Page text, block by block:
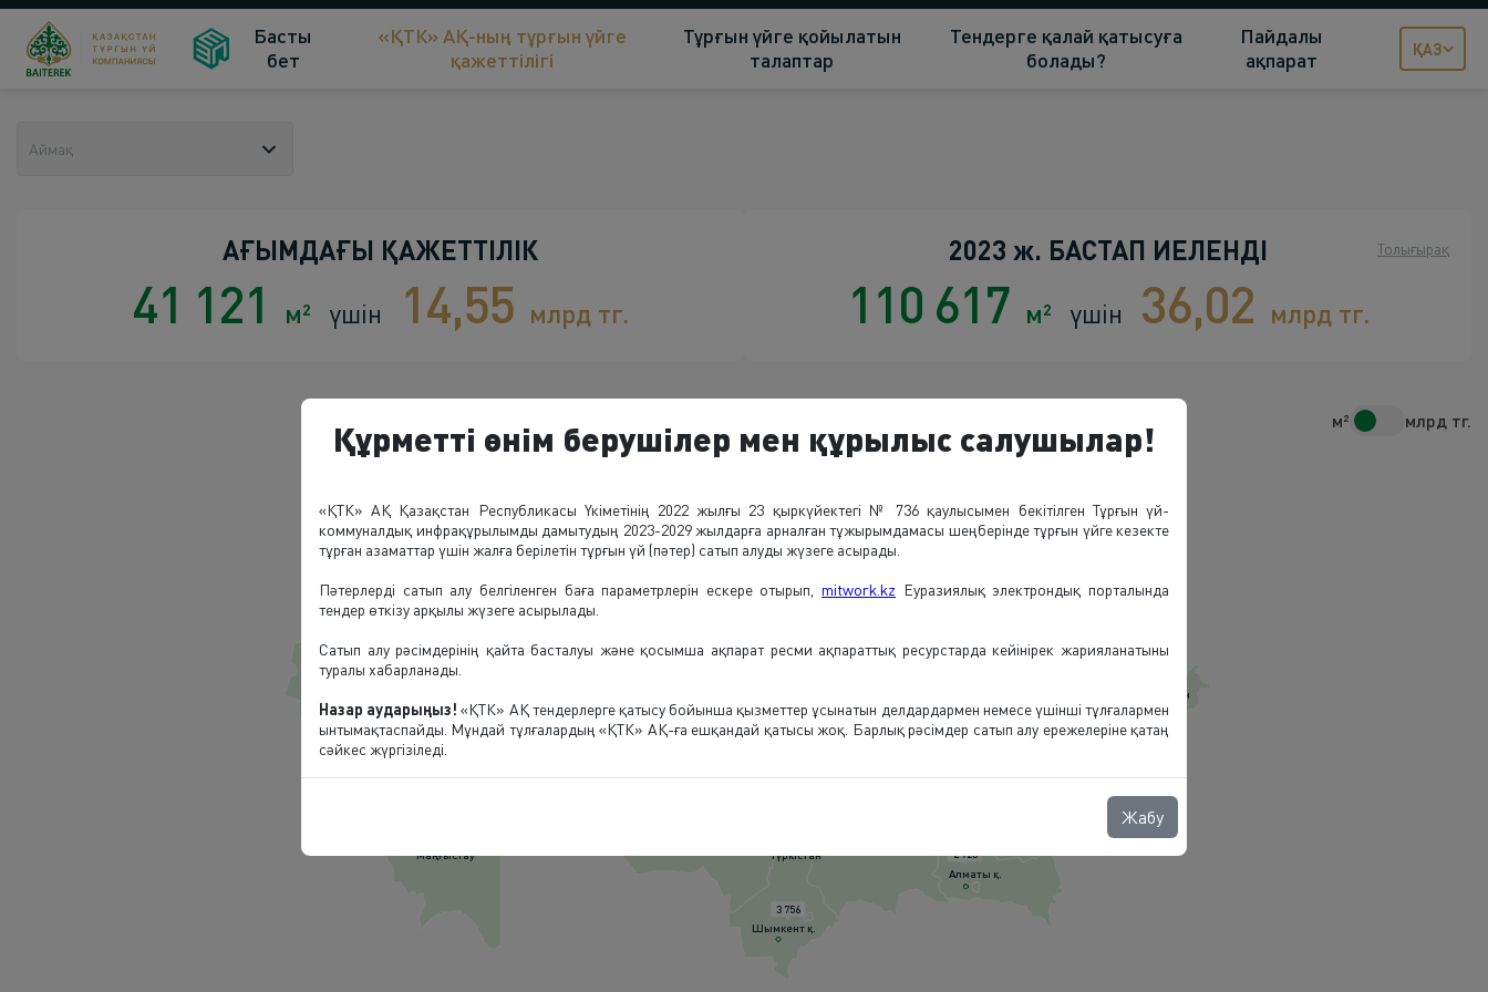
Басты
бет
«ҚТК» АҚ-ның тұрғын үйге
қажеттілігі
Тұрғын үйге қойылатын
талаптар
Тендерге қалай қатысуға
болады?
Пайдалы
ақпарат
ҚАЗ
Аймақ
АҒЫМДАҒЫ ҚАЖЕТТІЛІК
41 121 м² үшін 14,55 млрд тг.
2023 ж. БАСТАП ИЕЛЕНДІ Толығырақ
110 617 м² үшін 36,02 млрд тг.
м² млрд тг.
2 764
2 923
1 509
3 756
327
Ақмола
Алматы қ.
Атырау
Батыс Қазақстан
Қарағанды
Маңғыстау
Павлодар
Солтүстік Қазақстан
Шығыс Қазақстан
Түркістан
Шымкент қ.
Абай
Құрметті өнім берушілер мен құрылыс салушылар!
«ҚТК» АҚ Қазақстан Республикасы Үкіметінің 2022 жылғы 23 қыркүйектегі № 736 қаулысымен бекітілген Тұрғын үй-
коммуналдық инфрақұрылымды дамытудың 2023-2029 жылдарға арналған тұжырымдамасы шеңберінде тұрғын үйге кезекте
тұрған азаматтар үшін жалға берілетін тұрғын үй (пәтер) сатып алуды жүзеге асырады.
Пәтерлерді сатып алу белгіленген баға параметрлерін ескере отырып,mitwork.kz Еуразиялық электрондық порталында
тендер өткізу арқылы жүзеге асырылады.
Сатып алу рәсімдерінің қайта басталуы және қосымша ақпарат ресми ақпараттық ресурстарда кейінірек жарияланатыны
туралы хабарланады.
Назар аударыңыз! «ҚТК» АҚ тендерлерге қатысу бойынша қызметтер ұсынатын делдардармен немесе үшінші тұлғалармен
ынтымақтаспайды. Мұндай тұлғалардың «ҚТК» АҚ-ға ешқандай қатысы жоқ. Барлық рәсімдер сатып алу ережелеріне қатаң
сәйкес жүргізіледі.
Жабу